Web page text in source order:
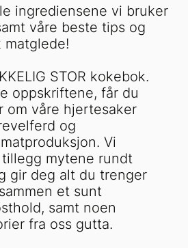
ingrediensene vi bruker
våre beste tips og
STOR kokebok.
oppskriftene, får du
om våre hjertesaker
og
Vi
mytene rundt
gir deg alt du trenger
et sunt
samt noen
fra oss gutta.